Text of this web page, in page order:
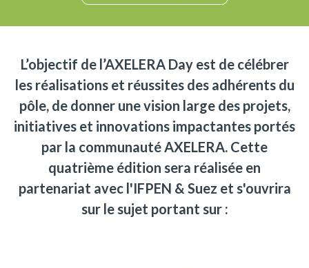
L’objectif de l’AXELERA Day est de célébrer
les réalisations et réussites des adhérents du
pôle, de donner une vision large des projets,
initiatives et innovations impactantes portés
par la communauté AXELERA. Cette
quatrième édition sera réalisée en
partenariat avec l'IFPEN & Suez et s'ouvrira
sur le sujet portant sur :